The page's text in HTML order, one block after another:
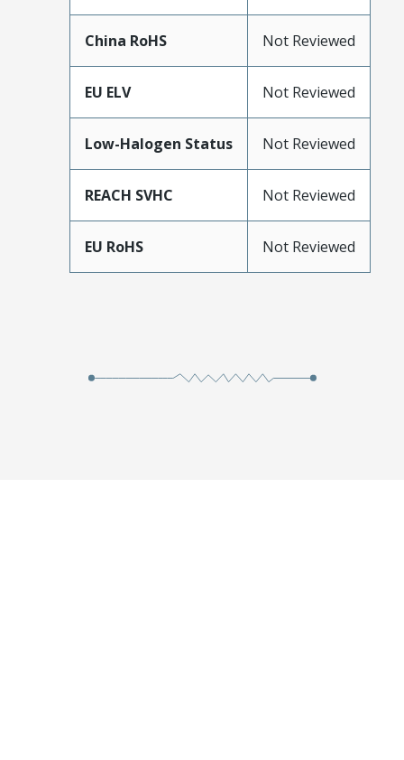
China RoHS Not Reviewed
EU ELV Not Reviewed
Low-Halogen Status Not Reviewed
REACH SVHC Not Reviewed
EU RoHS Not Reviewed